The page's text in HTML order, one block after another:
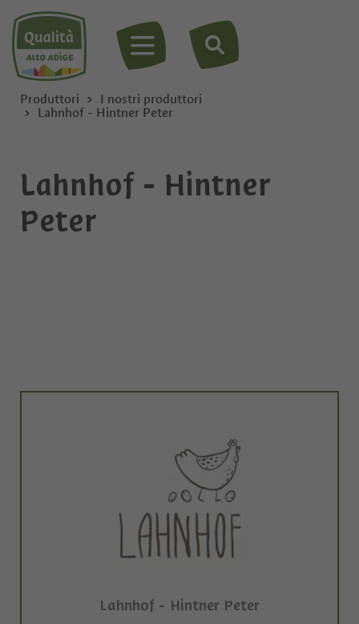
MENU
Produttori
I nostri produttori
Lahnhof - Hintner Peter
Lahnhof - Hintner
Peter
Lahnhof - Hintner Peter